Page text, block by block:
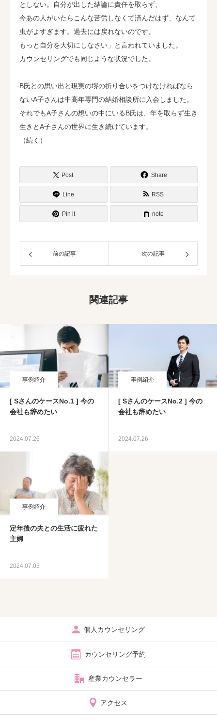
としない。自分が出した結論に責任を取らず、
今あの人がいたらこんな苦労しなくて済んだはず、なんて
虫がよすぎます。過去には戻れないのです。
もっと自分を大切にしなさい」と言われていました。
カウンセリングでも同じような状況でした。
B氏との思い出と現実の堺の折り合いをつけなければなら
ないA子さんは中高年専門の結婚相談所に入会しました。
それでもA子さんの想いの中にいるB氏は、年を取らず生き
生きとA子さんの世界に生き続けています。
（続く）
Post Share
Line RSS
Pin it note
前の記事 次の記事
関連記事
事例紹介
[ SさんのケースNo.1 ] 今の
会社も辞めたい
2024.07.26
事例紹介
[ SさんのケースNo.2 ] 今の
会社も辞めたい
2024.07.26
事例紹介
定年後の夫との生活に疲れた
主婦
2024.07.03
個人カウンセリング
カウンセリング予約
産業カウンセラー
アクセス